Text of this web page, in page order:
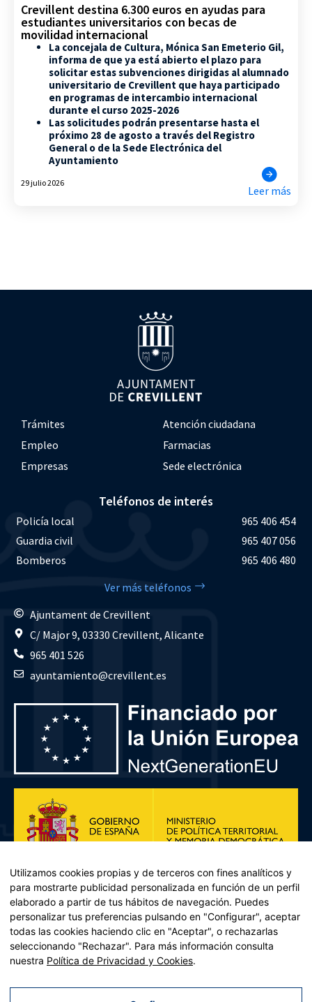
Crevillent destina 6.300 euros en ayudas para
estudiantes universitarios con becas de
movilidad internacional
La concejala de Cultura, Mónica San Emeterio Gil,
informa de que ya está abierto el plazo para
solicitar estas subvenciones dirigidas al alumnado
universitario de Crevillent que haya participado
en programas de intercambio internacional
durante el curso 2025-2026
Las solicitudes podrán presentarse hasta el
próximo 28 de agosto a través del Registro
General o de la Sede Electrónica del
Ayuntamiento
29 julio 2026
Leer más
Trámites
Atención ciudadana
Empleo
Farmacias
Empresas
Sede electrónica
Teléfonos de interés
Policía local
965 406 454
Guardia civil
965 407 056
Bomberos
965 406 480
Ver más teléfonos
Ajuntament de Crevillent
C/ Major 9, 03330 Crevillent, Alicante
965 401 526
ayuntamiento@crevillent.es
Plan de Recuperación, Transformación y Resiliencia – Financiado por
Recuperación y resiliencia, establecido por el Reglamento (UE)
Utilizamos cookies propias y de terceros con fines analíticos y
para mostrarte publicidad personalizada en función de un perfil
elaborado a partir de tus hábitos de navegación. Puedes
personalizar tus preferencias pulsando en "Configurar", aceptar
todas las cookies haciendo clic en "Aceptar", o rechazarlas
seleccionando "Rechazar". Para más información consulta
nuestra Política de Privacidad y Cookies.